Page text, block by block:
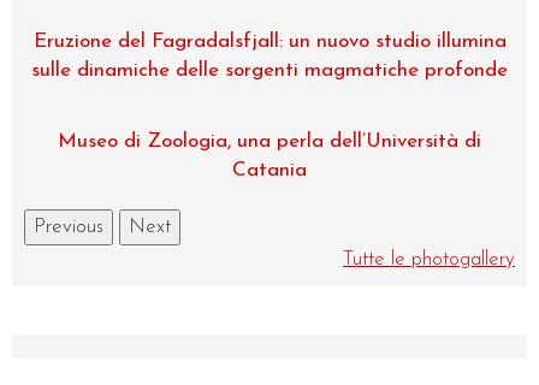
Eruzione del Fagradalsfjall: un nuovo studio illumina
sulle dinamiche delle sorgenti magmatiche profonde
Museo di Zoologia, una perla dell’Università di
Catania
Previous
Next
Tutte le photogallery